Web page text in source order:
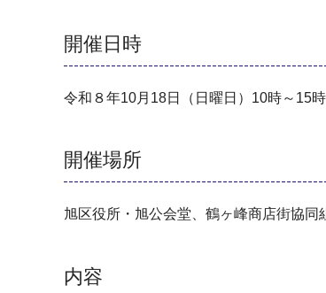
開催日時
令和８年10月18日（日曜日）10時～15
開催場所
旭区役所・旭公会堂、鶴ヶ峰商店街協同
内容